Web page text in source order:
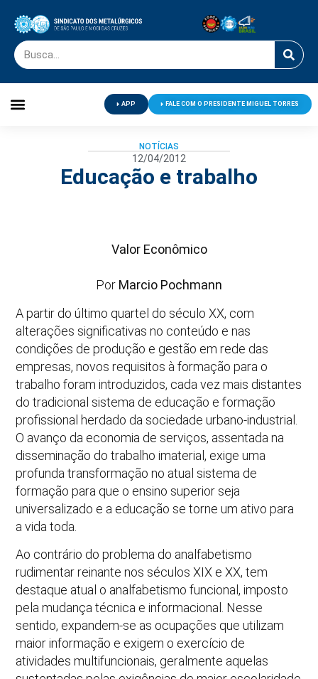
APP FALE COM O PRESIDENTE MIGUEL TORRES
NOTÍCIAS
12/04/2012
Educação e trabalho
Valor Econômico
Por Marcio Pochmann
A partir do último quartel do século XX, com
alterações significativas no conteúdo e nas
condições de produção e gestão em rede das
empresas, novos requisitos à formação para o
trabalho foram introduzidos, cada vez mais distantes
do tradicional sistema de educação e formação
profissional herdado da sociedade urbano-industrial.
O avanço da economia de serviços, assentada na
disseminação do trabalho imaterial, exige uma
profunda transformação no atual sistema de
formação para que o ensino superior seja
universalizado e a educação se torne um ativo para
a vida toda.
Ao contrário do problema do analfabetismo
rudimentar reinante nos séculos XIX e XX, tem
destaque atual o analfabetismo funcional, imposto
pela mudança técnica e informacional. Nesse
sentido, expandem-se as ocupações que utilizam
maior informação e exigem o exercício de
atividades multifuncionais, geralmente aquelas